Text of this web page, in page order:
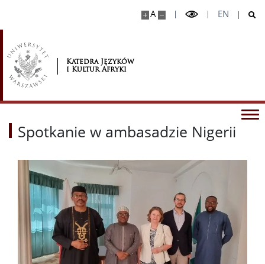
A EN
Katedra Języków
i Kultur Afryki
Spotkanie w ambasadzie Nigerii